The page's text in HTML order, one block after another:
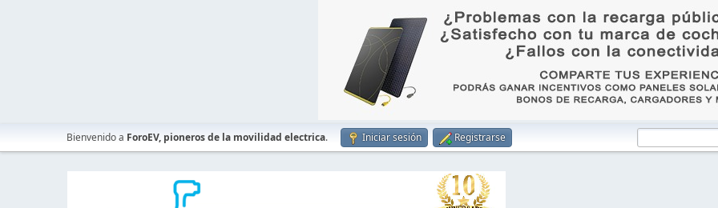
Bienvenido a ForoEV, pioneros de la movilidad electrica. Iniciar sesión Registrarse